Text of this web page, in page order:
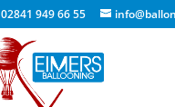
02841 949 66 55